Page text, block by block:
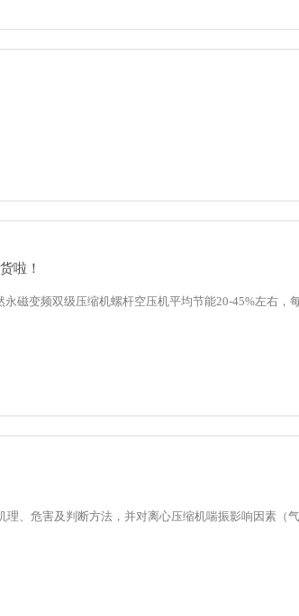
啦！
磁变频双级压缩机螺杆空压机平均节能20-45%左右，
、危害及判断方法，并对离心压缩机喘振影响因素（